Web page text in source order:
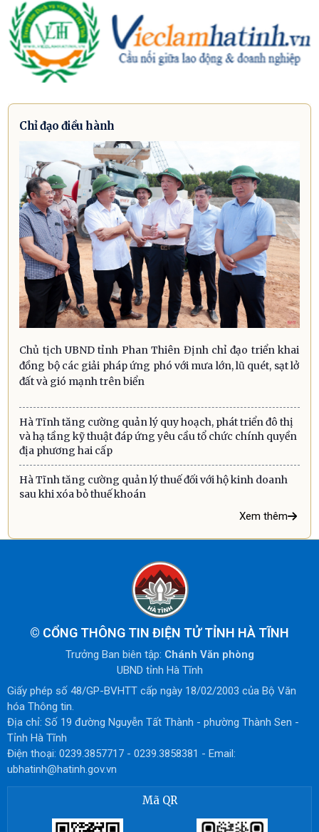
Chỉ đạo điều hành
Chủ tịch UBND tỉnh Phan Thiên Định chỉ đạo triển khai
đồng bộ các giải pháp ứng phó với mưa lớn, lũ quét, sạt lở
đất và gió mạnh trên biển
Hà Tĩnh tăng cường quản lý quy hoạch, phát triển đô thị
và hạ tầng kỹ thuật đáp ứng yêu cầu tổ chức chính quyền
địa phương hai cấp
Hà Tĩnh tăng cường quản lý thuế đối với hộ kinh doanh
sau khi xóa bỏ thuế khoán
Xem thêm
© CỔNG THÔNG TIN ĐIỆN TỬ TỈNH HÀ TĨNH
Trưởng Ban biên tập: Chánh Văn phòng
UBND tỉnh Hà Tĩnh
Giấy phép số 48/GP-BVHTT cấp ngày 18/02/2003 của Bộ Văn
hóa Thông tin.
Địa chỉ: Số 19 đường Nguyễn Tất Thành - phường Thành Sen -
Tỉnh Hà Tĩnh
Điện thoại: 0239.3857717 - 0239.3858381 - Email:
ubhatinh@hatinh.gov.vn
Mã QR